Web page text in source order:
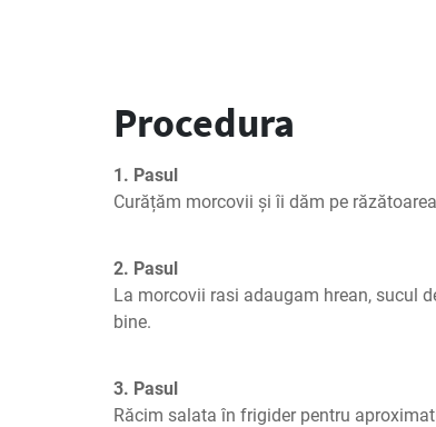
Procedura
1. Pasul
Curățăm morcovii și îi dăm pe
2. Pasul
La morcovii rasi adaugam hrean, sucul
bine.
3. Pasul
Răcim salata în frigider pentru